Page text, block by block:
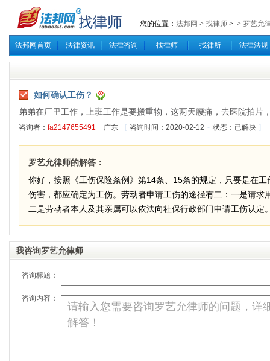
如何确认工伤？
弟弟在厂里工作，上班工作是要搬重物，这两天腰痛，去医院拍片
咨询者： fa2147655491 广东 [ 咨询时间：2020-02-12 - 状态：已解决
罗艺允律师的解答：
你好，按照《工伤保险条例》第14条、15条的规定，只要是在
伤害，都应确定为工伤。劳动者申请工伤的途径有二：一是请求
二是劳动者本人及其亲属可以依法向社保行政部门申请工伤认定
我咨询罗艺允律师
咨询标题：
咨询内容：
您的位置： 法邦网 > 找律师 > > 罗艺允
法邦网首页 法律资讯 法律咨询 找律师 找律所 法律法规